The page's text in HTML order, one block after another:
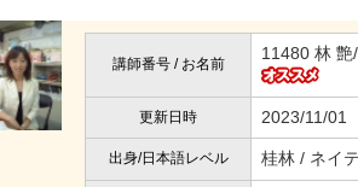
講師番号 / お名前
11480 林 艶
更新日時 2023/11/01
出身/日本語レベル 桂林 / ネイ